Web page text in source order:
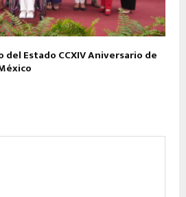
del Estado CCXIV Aniversario de